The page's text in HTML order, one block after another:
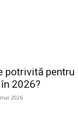
potrivită pentru
2026?
2026